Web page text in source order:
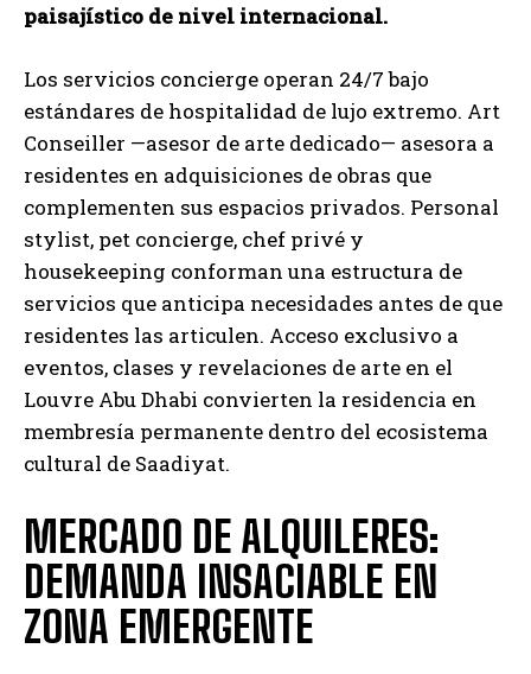
paisajístico de nivel internacional.
Los servicios concierge operan 24/7 bajo
estándares de hospitalidad de lujo extremo. Art
Conseiller —asesor de arte dedicado— asesora a
residentes en adquisiciones de obras que
complementen sus espacios privados. Personal
stylist, pet concierge, chef privé y
housekeeping conforman una estructura de
servicios que anticipa necesidades antes de que
residentes las articulen. Acceso exclusivo a
eventos, clases y revelaciones de arte en el
Louvre Abu Dhabi convierten la residencia en
membresía permanente dentro del ecosistema
cultural de Saadiyat.
MERCADO DE ALQUILERES:
DEMANDA INSACIABLE EN
ZONA EMERGENTE